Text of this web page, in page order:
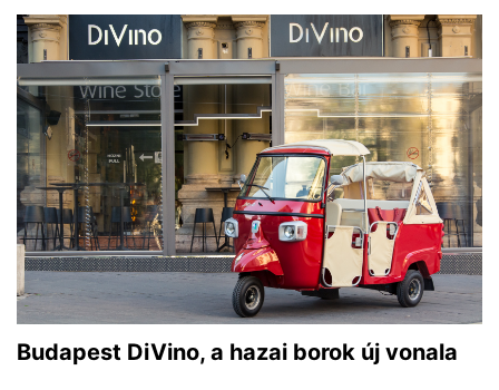
Budapest DiVino, a hazai borok új vonala